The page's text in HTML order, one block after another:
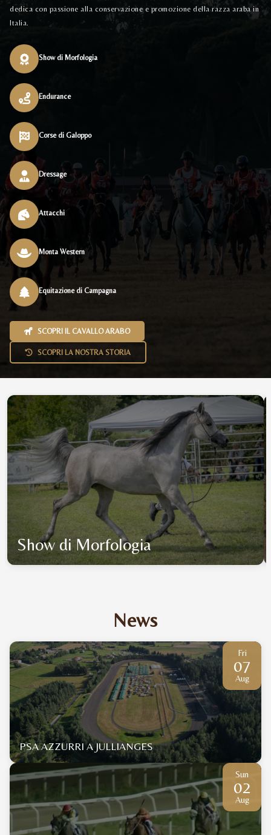
dedica con passione alla conservazione e promozione della razza araba in
Italia.
Show di Morfologia
Endurance
Corse di Galoppo
Dressage
Attacchi
Monta Western
Equitazione di Campagna
SCOPRI IL CAVALLO ARABO
SCOPRI LA NOSTRA STORIA
Show di Morfologia
News
Fri
07
Aug
PSA AZZURRI A JULLIANGES
Sun
02
Aug